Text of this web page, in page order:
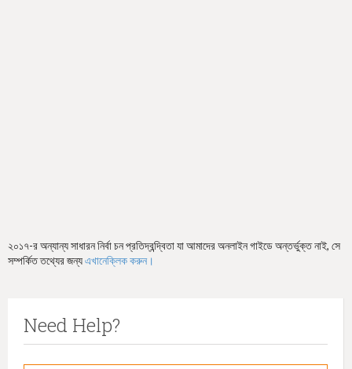
২০১৭-র অন্যান্য সাধারন নির্বা চন প্রতিদ্বন্দ্বিতা যা আমাদের অনলাইন গাইডে অন্তর্ভুক্ত নাই, সে
সম্পর্কিত তথ্যের জন্যএখানেক্লিক করুন।
Need Help?